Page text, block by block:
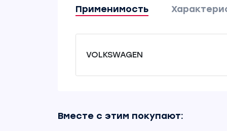
Применимость
VOLKSWAGEN
Вместе с этим покупают: